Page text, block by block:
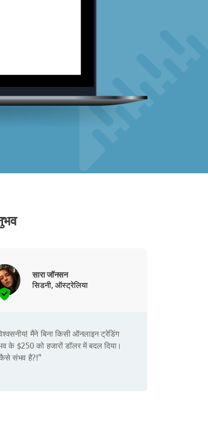
सारा जॉनसन
सिडनी, ऑस्ट्रेलिया
मैंने बिना किसी ऑनलाइन ट्रेडिंग
के $250 को हजारों डॉलर में बदल दिया।
संभव है?!"